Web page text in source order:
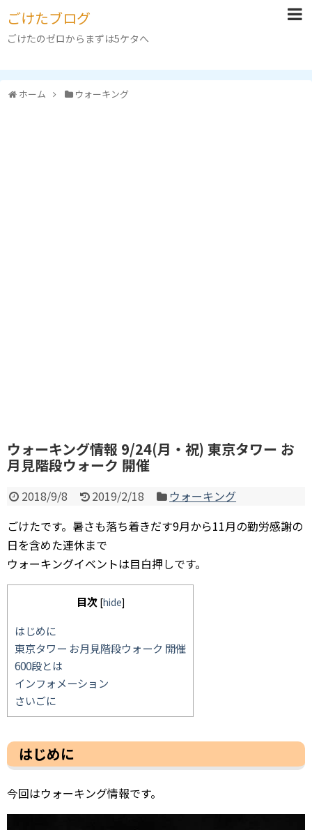
ごけたブログ
ごけたのゼロからまずは5ケタへ
ホーム ウォーキング
ウォーキング情報 9/24(月・祝) 東京タワー お
月見階段ウォーク 開催
2018/9/8 2019/2/18
ウォーキング
ごけたです。暑さも落ち着きだす9月から11月の勤労感謝の
日を含めた連休まで
ウォーキングイベントは目白押しです。
目次 [hide]
はじめに
東京タワー お月見階段ウォーク 開催
600段とは
インフォメーション
さいごに
はじめに
今回はウォーキング情報です。